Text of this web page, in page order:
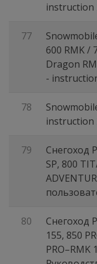
instruction
77
600 RMK /
Dragon
-
78
instruction
79
Снегоход
SP, 800
80
Снегоход
155, 850
PRO–RMK